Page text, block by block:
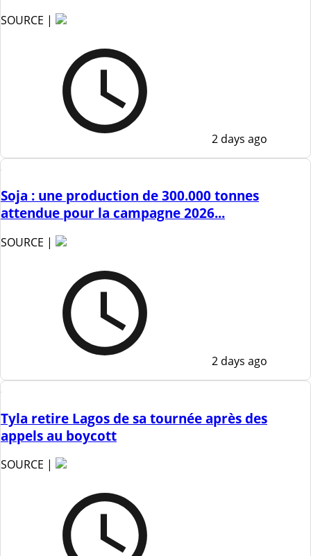
SOURCE |
2 days ago
Soja : une production de 300.000 tonnes
attendue pour la campagne 2026...
SOURCE |
2 days ago
Tyla retire Lagos de sa tournée après des
appels au boycott
SOURCE |